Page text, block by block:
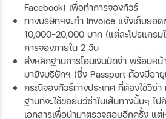
Facebook) เพื่อทำการจองทัวร์
ทางบริษัทฯจะทำ Invoice แจ้งเก็บยอด
10,000-20,000 บาท (แต่ละโปรแกรม
การจองภายใน 2 วัน
ส่งหลักฐานการโอนเงินมัดจำ พร้อมหน้
มายังบริษัทฯ (ซึ่ง Passport ต้องมีอา
กรณีจองทัวร์ต่างประเทศ ที่ต้องใช้วีซ่
ฐานที่จะใช้ขอยื่นวีซ่าในเส้นทางนั้นๆ ไ
เอกสารเพื่อนำมาตรวจสอบอีกครั้ง แต่